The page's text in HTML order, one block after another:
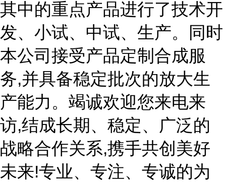
其中的重点产品进行了技术开
发、小试、中试、生产。同时
本公司接受产品定制合成服
务,并具备稳定批次的放大生
产能力。竭诚欢迎您来电来
访,结成长期、稳定、广泛的
战略合作关系,携手共创美好
未来!专业、专注、专诚的为